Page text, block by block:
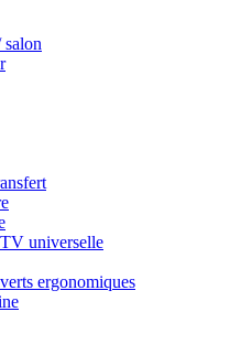
salon
universelle
ergonomiques